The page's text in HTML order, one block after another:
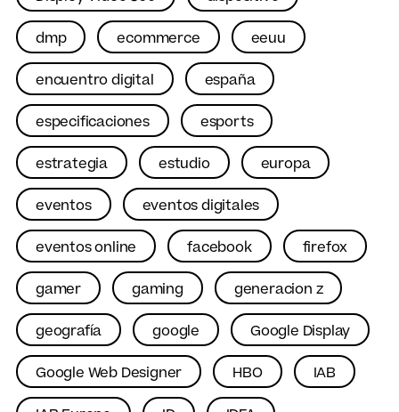
dmp ecommerce eeuu
encuentro digital españa
especificaciones esports
estrategia estudio europa
eventos eventos digitales
eventos online facebook firefox
gamer gaming generacion z
geografía google Google Display
Google Web Designer HBO IAB